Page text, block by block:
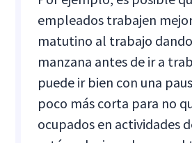
empleados trabajen
matutino al trabajo
manzana antes de ir a
puede ir bien con una
poco más corta para no
ocupados en actividades